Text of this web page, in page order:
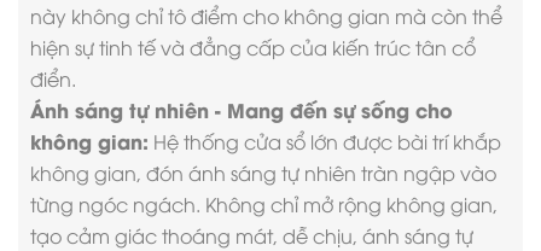
này không chỉ tô điểm cho không gian mà còn thể
hiện sự tinh tế và đẳng cấp của kiến trúc tân cổ
điển.
Ánh sáng tự nhiên - Mang đến sự sống cho
không gian: Hệ thống cửa sổ lớn được bài trí khắp
không gian, đón ánh sáng tự nhiên tràn ngập vào
từng ngóc ngách. Không chỉ mở rộng không gian,
tạo cảm giác thoáng mát, dễ chịu, ánh sáng tự